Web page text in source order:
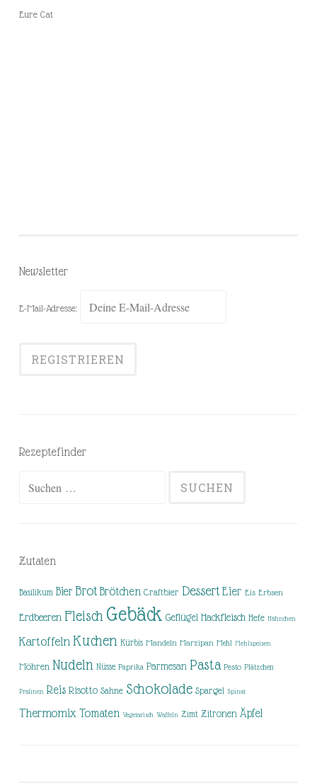
Eure Cat
Newsletter
E-Mail-Adresse:
Rezeptefinder
Zutaten
Basilikum Bier Brot Brötchen Craftbier Dessert Eier Eis Erbsen
Erdbeeren Fleisch Gebäck Geflügel Hackfleisch Hefe Hähnchen
Kartoffeln Kuchen Kürbis Mandeln Marzipan Mehl Mehlspeisen
Möhren Nudeln Nüsse Paprika Parmesan Pasta Pesto Plätzchen
Pralinen Reis Risotto Sahne Schokolade Spargel Spinat
Thermomix Tomaten Vegetarisch Waffeln Zimt Zitronen Äpfel